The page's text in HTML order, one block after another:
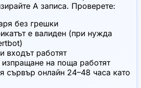
A записа. Проверете:
без грешки
е валиден (при нужда
входът работят
на поща работят
сървър онлайн 24–48 часа като